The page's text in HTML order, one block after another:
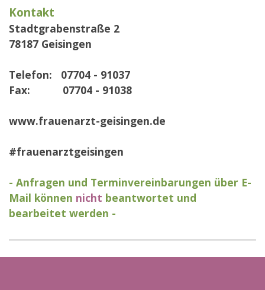
Kontakt
Stadtgrabenstraße 2
78187 Geisingen
Telefon: 07704 - 91037
Fax: 07704 - 91038
www.frauenarzt-geisingen.de
#frauenarztgeisingen
- Anfragen und Terminvereinbarungen über E-
Mail können nicht beantwortet und
bearbeitet werden -